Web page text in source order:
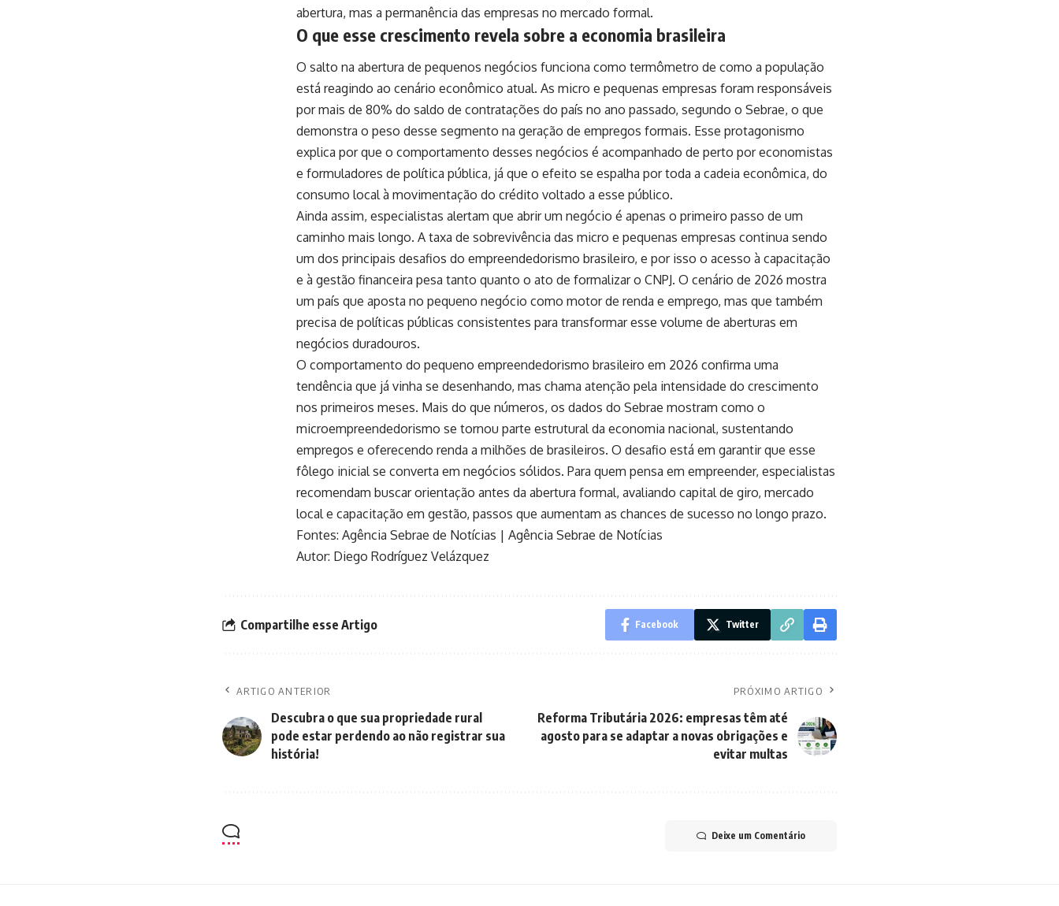
abertura, mas a permanência das empresas no mercado formal.
O que esse crescimento revela sobre a economia brasileira
O salto na abertura de pequenos negócios funciona como termômetro de como a população
está reagindo ao cenário econômico atual. As micro e pequenas empresas foram responsáveis
por mais de 80% do saldo de contratações do país no ano passado, segundo o Sebrae, o que
demonstra o peso desse segmento na geração de empregos formais. Esse protagonismo
explica por que o comportamento desses negócios é acompanhado de perto por economistas
e formuladores de política pública, já que o efeito se espalha por toda a cadeia econômica, do
consumo local à movimentação do crédito voltado a esse público.
Ainda assim, especialistas alertam que abrir um negócio é apenas o primeiro passo de um
caminho mais longo. A taxa de sobrevivência das micro e pequenas empresas continua sendo
um dos principais desafios do empreendedorismo brasileiro, e por isso o acesso à capacitação
e à gestão financeira pesa tanto quanto o ato de formalizar o CNPJ. O cenário de 2026 mostra
um país que aposta no pequeno negócio como motor de renda e emprego, mas que também
precisa de políticas públicas consistentes para transformar esse volume de aberturas em
negócios duradouros.
O comportamento do pequeno empreendedorismo brasileiro em 2026 confirma uma
tendência que já vinha se desenhando, mas chama atenção pela intensidade do crescimento
nos primeiros meses. Mais do que números, os dados do Sebrae mostram como o
microempreendedorismo se tornou parte estrutural da economia nacional, sustentando
empregos e oferecendo renda a milhões de brasileiros. O desafio está em garantir que esse
fôlego inicial se converta em negócios sólidos. Para quem pensa em empreender, especialistas
recomendam buscar orientação antes da abertura formal, avaliando capital de giro, mercado
local e capacitação em gestão, passos que aumentam as chances de sucesso no longo prazo.
Fontes: Agência Sebrae de Notícias | Agência Sebrae de Notícias
Autor: Diego Rodríguez Velázquez
Compartilhe esse Artigo Facebook Twitter
ARTIGO ANTERIOR
Descubra o que sua propriedade rural
pode estar perdendo ao não registrar sua
história!
PRÓXIMO ARTIGO
Reforma Tributária 2026: empresas têm até
agosto para se adaptar a novas obrigações e
evitar multas
Deixe um Comentário